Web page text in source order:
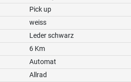
Pick up
weiss
Leder schwarz
6 Km
Automat
Allrad